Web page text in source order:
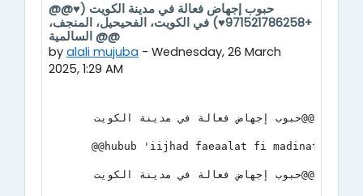
@@حبوب إجهاض فعالة في مدينة الكويت (♥️
+971521786258♥️) في الكويت، الفحيحيل، المنجف،
السالمية @@
by alali mujuba - Wednesday, 26 March
2025, 1:29 AM
Number of replies: 0
@@حبوب إجهاض فعالة في مدينة الكويت (♥️ +971521786258♥️) في الكويت، الفحيحيل، المنجف، السالمية
@@hubub 'iijhad faeaalat fi madinat
@@حبوب إجهاض فعالة في مدينة الكويت (♥️ +971521786258♥️) في الكويت، الفحيحيل، المنجف، السالمية